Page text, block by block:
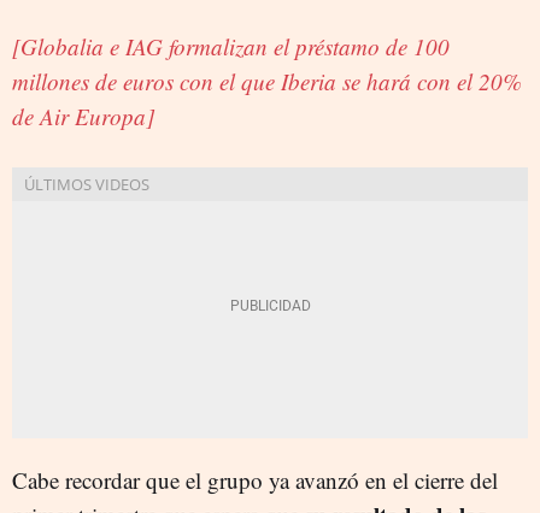
[Globalia e IAG formalizan el préstamo de 100
millones de euros con el que Iberia se hará con el 20%
de Air Europa]
Cabe recordar que el grupo ya avanzó en el cierre del